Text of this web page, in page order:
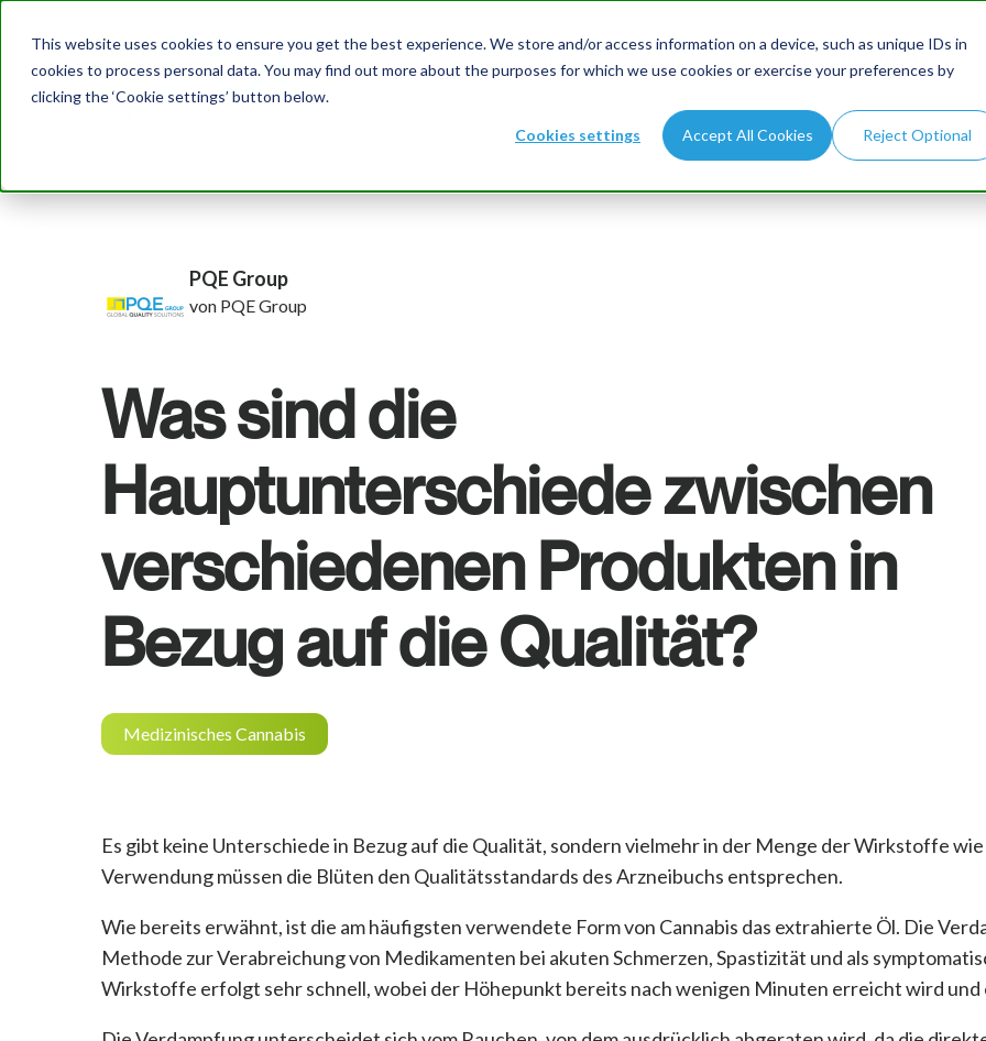
This website uses cookies to ensure you get the best experience. We store and/or access information on a device, such as unique IDs in
cookies to process personal data. You may find out more about the purposes for which we use cookies or exercise your preferences by
clicking the ‘Cookie settings’ button below.
Cookies settings Accept All Cookies Reject Optional
Home Branchen Dienstleistungen
PQE Group
von PQE Group
Was sind die
Hauptunterschiede zwischen
verschiedenen Produkten in
Bezug auf die Qualität?
Medizinisches Cannabis
Es gibt keine Unterschiede in Bezug auf die Qualität, sondern vielmehr in der Menge der Wirkstoffe
Verwendung müssen die Blüten den Qualitätsstandards des Arzneibuchs entsprechen.
Wie bereits erwähnt, ist die am häufigsten verwendete Form von Cannabis das extrahierte Öl. Die
Methode zur Verabreichung von Medikamenten bei akuten Schmerzen, Spastizität und als
Wirkstoffe erfolgt sehr schnell, wobei der Höhepunkt bereits nach wenigen Minuten erreicht wird und